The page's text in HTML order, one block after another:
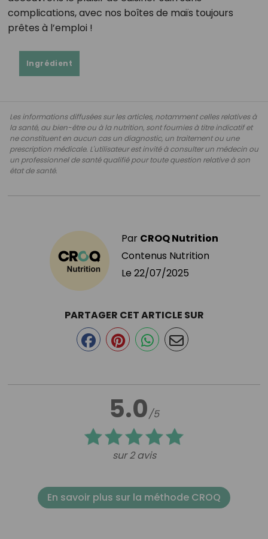
complications, avec nos boîtes de maïs toujours
prêtes à l’emploi !
Ingrédient
Les informations diffusées sur les articles, notamment celles relatives à
la santé, au bien-être ou à la nutrition, sont fournies à titre indicatif et
ne constituent en aucun cas un diagnostic, un traitement ou une
prescription médicale. L'utilisateur est invité à consulter un médecin ou
un professionnel de santé qualifié pour toute question relative à son
état de santé.
Par CROQ Nutrition
Contenus Nutrition
Le 22/07/2025
5.0/5
sur 2 avis
PARTAGER CET ARTICLE SUR
En savoir plus sur la méthode CROQ